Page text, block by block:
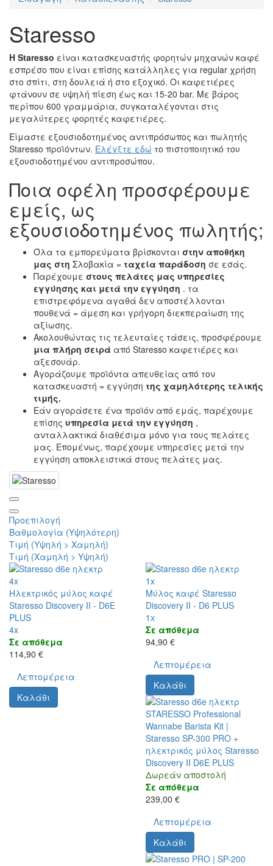
Staresso
Η Staresso είναι κατασκευαστής φορητών μηχανών καφέ
εσπρέσο που είναι επίσης κατάλληλες για regular χρήση
στο σπίτι, στη δουλειά ή στο εξοχικό. Οι καφετιέρες
φτάνουν σε υψηλή πίεση έως και 15-20 bar. Με βάρος
περίπου 600 γραμμάρια, συγκαταλέγονται στις
μεγαλύτερες φορητές καφετιέρες.
Είμαστε εξουσιοδοτημένος αντιπρόσωπος και πωλητής
Staresso προϊόντων. Ελέγξτε εδώ το πιστοποιητικό του
εξουσιοδοτημένου αντιπροσώπου.
Ποια οφέλη προσφέρουμε
εμείς, ως
εξουσιοδοτημένος πωλητής;
Όλα τα εμπορεύματα βρίσκονται στην αποθήκη
μας στη Σλοβακία = ταχεία παράδοση σε εσάς.
Παρέχουμε στους πελάτες μας υπηρεσίες
εγγύησης και μετά την εγγύηση . τα
επιστρεφόμενα αγαθά δεν αποστέλλονται
πουθενά = άμεση και γρήγορη διεκπεραίωση της
αξίωσης.
Ακολουθώντας τις τελευταίες τάσεις, προσφέρουμε
μια πλήρη σειρά από Staresso καφετιέρες και
αξεσουάρ.
Αγοράζουμε προϊόντα απευθείας από τον
κατασκευαστή = εγγύηση της χαμηλότερης τελικής
τιμής.
Εάν αγοράσετε ένα προϊόν από εμάς, παρέχουμε
επίσης υπηρεσία μετά την εγγύηση ,
ανταλλακτικά διαθέσιμα μόνο για τους πελάτες
μας. Επομένως, παρέχουμε υπηρεσίες μετά την
εγγύηση αποκλειστικά στους πελάτες μας.
Προεπιλογή
Βαθμολογία (Υψηλότερη)
Τιμή (Υψηλή > Χαμηλή)
Τιμή (Χαμηλή > Υψηλή)
4x
Ηλεκτρικός μύλος καφέ
Staresso Discovery II - D6E
PLUS
4x
Σε απόθεμα
114,90 €
Λεπτομέρεια
Καλάθι
1x
Μύλος καφέ Staresso
Discovery II - D6 PLUS
1x
Σε απόθεμα
94,90 €
Λεπτομέρεια
Καλάθι
STARESSO Professional
Wannabe Barista Kit |
Staresso SP-300 PRO +
ηλεκτρικός μύλος Staresso
Discovery II D6E PLUS
Δωρεάν αποστολή
Σε απόθεμα
239,00 €
Λεπτομέρεια
Καλάθι